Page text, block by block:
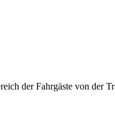
der Fahrgäste von der